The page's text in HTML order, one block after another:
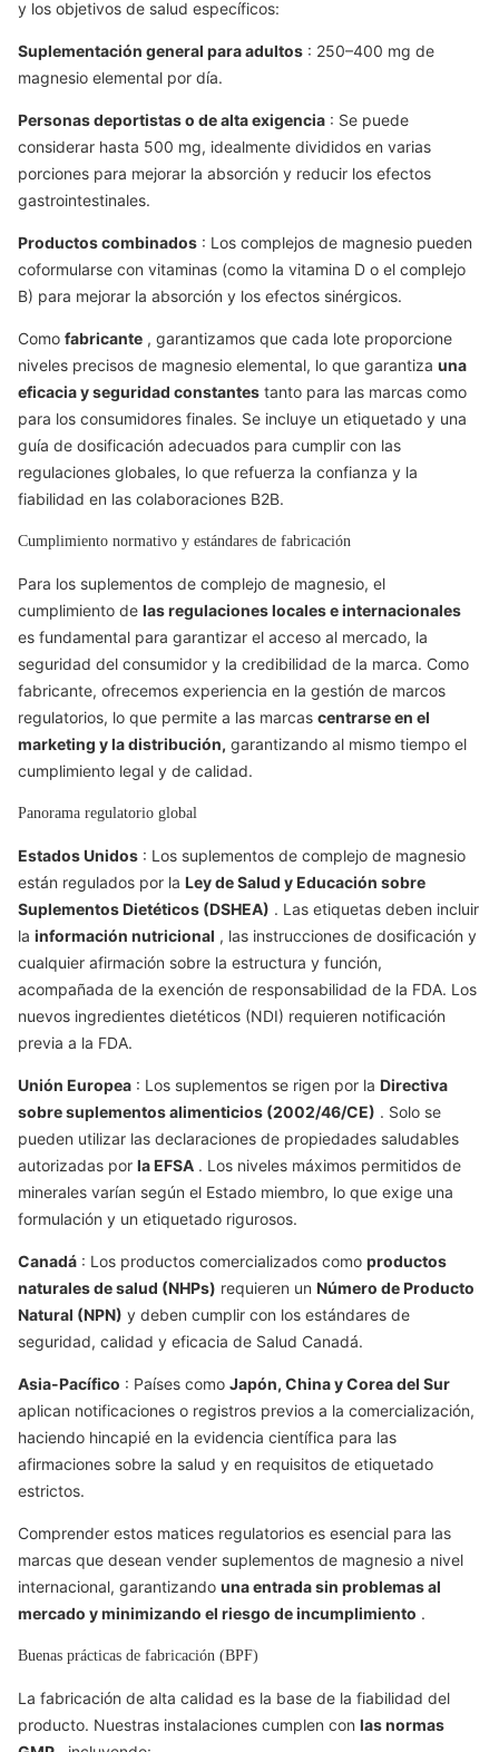
y los objetivos de salud específicos:
Suplementación general para adultos : 250–400 mg de
magnesio elemental por día.
Personas deportistas o de alta exigencia : Se puede
considerar hasta 500 mg, idealmente divididos en varias
porciones para mejorar la absorción y reducir los efectos
gastrointestinales.
Productos combinados : Los complejos de magnesio pueden
coformularse con vitaminas (como la vitamina D o el complejo
B) para mejorar la absorción y los efectos sinérgicos.
Como fabricante , garantizamos que cada lote proporcione
niveles precisos de magnesio elemental, lo que garantiza una
eficacia y seguridad constantes tanto para las marcas como
para los consumidores finales. Se incluye un etiquetado y una
guía de dosificación adecuados para cumplir con las
regulaciones globales, lo que refuerza la confianza y la
fiabilidad en las colaboraciones B2B.
Cumplimiento normativo y estándares de fabricación
Para los suplementos de complejo de magnesio, el
cumplimiento de las regulaciones locales e internacionales
es fundamental para garantizar el acceso al mercado, la
seguridad del consumidor y la credibilidad de la marca. Como
fabricante, ofrecemos experiencia en la gestión de marcos
regulatorios, lo que permite a las marcas centrarse en el
marketing y la distribución, garantizando al mismo tiempo el
cumplimiento legal y de calidad.
Panorama regulatorio global
Estados Unidos : Los suplementos de complejo de magnesio
están regulados por la Ley de Salud y Educación sobre
Suplementos Dietéticos (DSHEA) . Las etiquetas deben incluir
la información nutricional , las instrucciones de dosificación y
cualquier afirmación sobre la estructura y función,
acompañada de la exención de responsabilidad de la FDA. Los
nuevos ingredientes dietéticos (NDI) requieren notificación
previa a la FDA.
Unión Europea : Los suplementos se rigen por la Directiva
sobre suplementos alimenticios (2002/46/CE) . Solo se
pueden utilizar las declaraciones de propiedades saludables
autorizadas por la EFSA . Los niveles máximos permitidos de
minerales varían según el Estado miembro, lo que exige una
formulación y un etiquetado rigurosos.
Canadá : Los productos comercializados como productos
naturales de salud (NHPs) requieren un Número de Producto
Natural (NPN) y deben cumplir con los estándares de
seguridad, calidad y eficacia de Salud Canadá.
Asia-Pacífico : Países como Japón, China y Corea del Sur
aplican notificaciones o registros previos a la comercialización,
haciendo hincapié en la evidencia científica para las
afirmaciones sobre la salud y en requisitos de etiquetado
estrictos.
Comprender estos matices regulatorios es esencial para las
marcas que desean vender suplementos de magnesio a nivel
internacional, garantizando una entrada sin problemas al
mercado y minimizando el riesgo de incumplimiento .
Buenas prácticas de fabricación (BPF)
La fabricación de alta calidad es la base de la fiabilidad del
producto. Nuestras instalaciones cumplen con las normas